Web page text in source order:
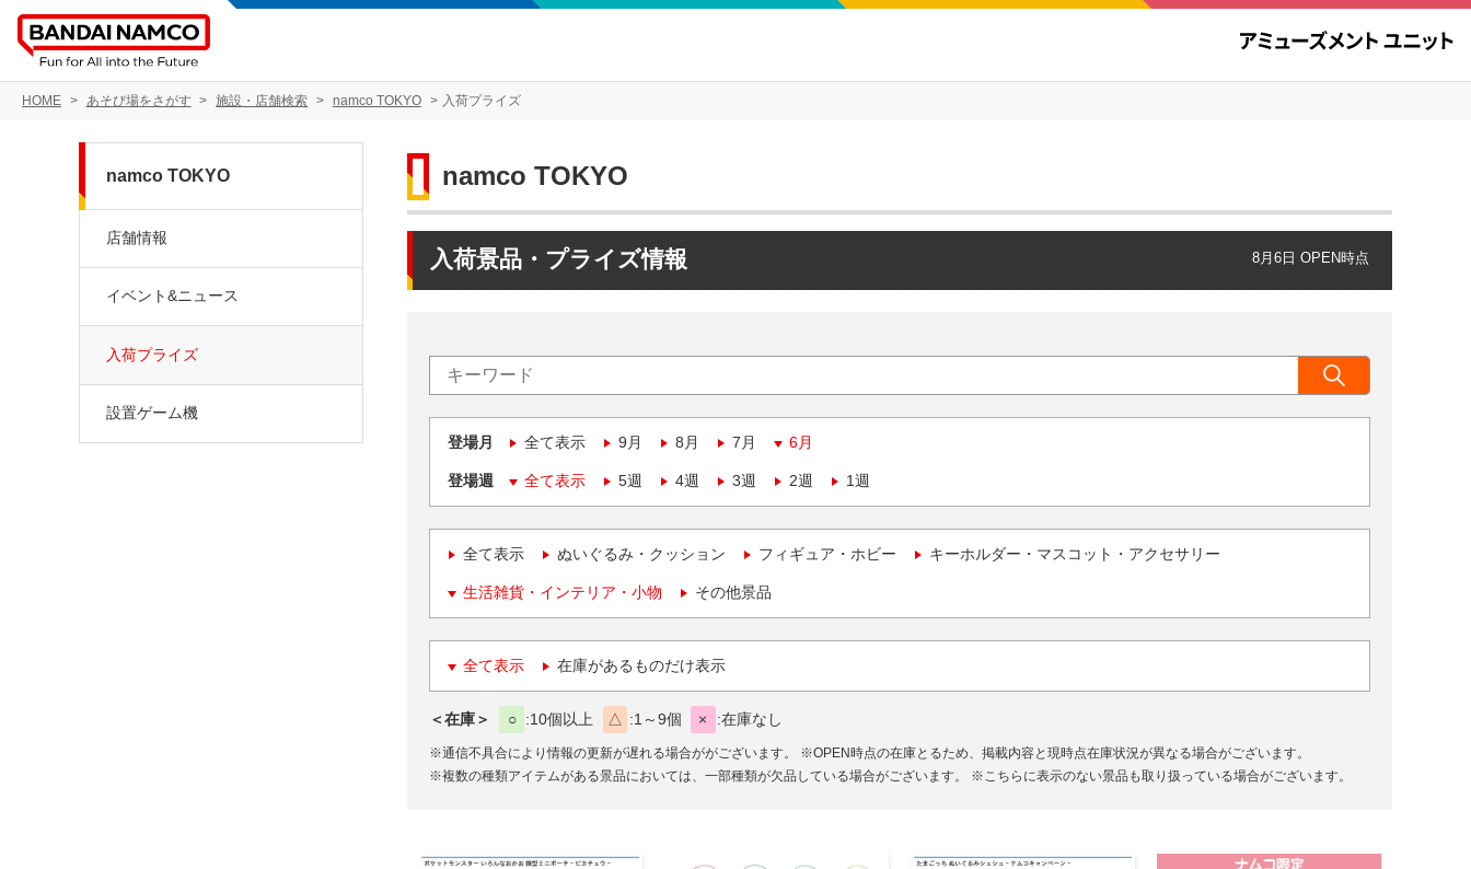
HOME あそび場をさがす 施設・店舗検索 namco TOKYO 入荷プライズ
namco TOKYO
入荷景品・プライズ情報 8月6日 OPEN時点
登場月 全て表示 9月 8月 7月 6月
登場週 全て表示 5週 4週 3週 2週 1週
全て表示 ぬいぐるみ・クッション フィギュア・ホビー キーホルダー・マスコット・アクセサリー
生活雑貨・インテリア・小物 その他景品
全て表示 在庫があるものだけ表示
＜在庫＞ ○ 10個以上 △ 1～9個 × 在庫なし
※通信不具合により情報の更新が遅れる場合ががございます。
※OPEN時点の在庫とるため、掲載内容と現時点在庫状況が異なる場合がございます。
※複数の種類アイテムがある景品においては、一部種類が欠品している場合がございます。
※こちらに表示のない景品も取り扱っている場合がございます。
namco TOKYO
店舗情報
イベント&ニュース
入荷プライズ
設置ゲーム機